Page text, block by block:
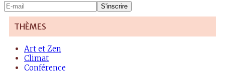
E-
mail
S'inscrire
THÈMES
Art et Zen
Climat
Conférence